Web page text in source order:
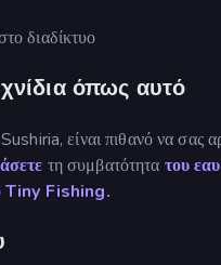
διαδίκτυο
όπως αυτό
είναι πιθανό να σας
τη συμβατότητα του
Tiny Fishing.